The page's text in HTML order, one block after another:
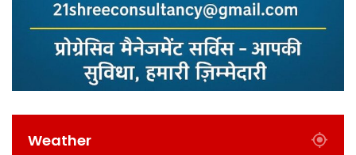
Weather